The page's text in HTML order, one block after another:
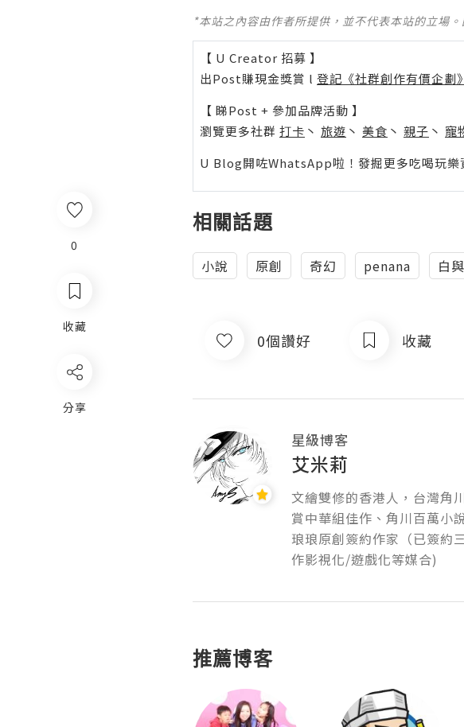
0
收藏
分享
*本站之內容由作者所提供，並不代表本站的立場
【 U Creator 招募 】
出Post賺現金獎賞 l 登記《社群創作有價企劃》
【 睇Post + 參加品牌活動 】
瀏覽更多社群 打卡 丶 旅遊 丶 美食 丶 親子 丶 寵
U Blog開咗WhatsApp啦！發掘更多吃喝玩樂
相關話題
小說 原創 奇幻 penana 白
0個讚好 收藏
星級博客
艾米莉
文繪雙修的香港人，台灣角
賞中華組佳作、角川百萬小
琅琅原創簽約作家（已簽約
作影視化/遊戲化等媒合)
推薦博客